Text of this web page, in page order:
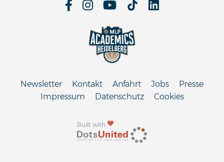
Built with
Newsletter Kontakt Anfahrt Jobs
Presse
Impressum
Datenschutz Cookies